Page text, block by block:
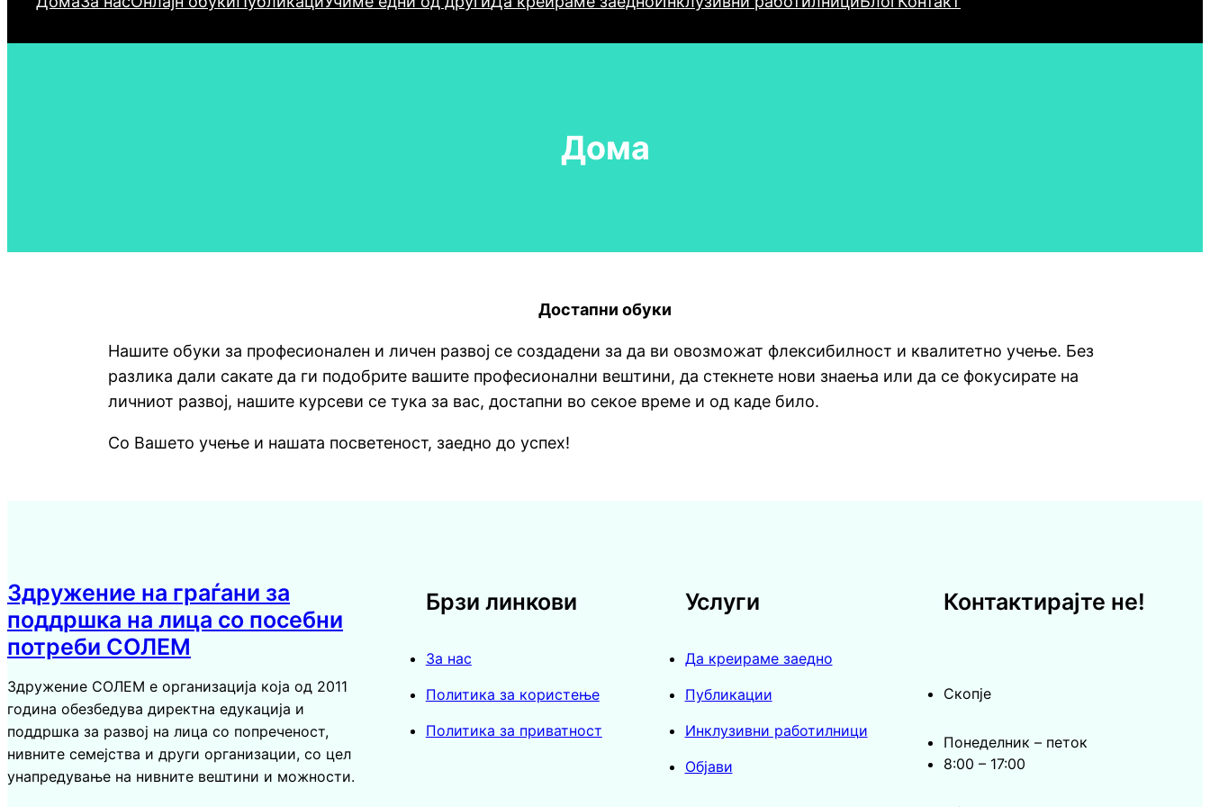
Дома
Достапни обуки
Нашите обуки за професионален и личен развој се создадени за да ви овозможат флексибилност и квалитетно учење. Без
разлика дали сакате да ги подобрите вашите професионални вештини, да стекнете нови знаења или да се фокусирате на
личниот развој, нашите курсеви се тука за вас, достапни во секое време и од каде било.
Со Вашето учење и нашата посветеност, заедно до успех!
Здружение на граѓани за
поддршка на лица со посебни
потреби СОЛЕМ
Здружение СОЛЕМ е организација која од 2011
година обезбедува директна едукација и
поддршка за развој на лица со попреченост,
нивните семејства и други организации, со цел
унапредување на нивните вештини и можности.
Брзи линкови
За нас
Политика за користење
Политика за приватност
Услуги
Да креираме заедно
Публикации
Инклузивни работилници
Објави
Контактирајте не!
Скопје
Понеделник – петок
8:00 – 17:00